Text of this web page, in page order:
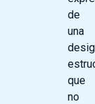
de
una
que
no